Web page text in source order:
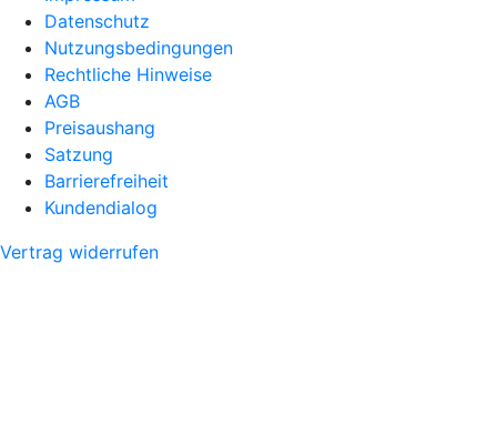
Datenschutz
Nutzungsbedingungen
Rechtliche Hinweise
AGB
Preisaushang
Satzung
Barrierefreiheit
Kundendialog
Vertrag widerrufen